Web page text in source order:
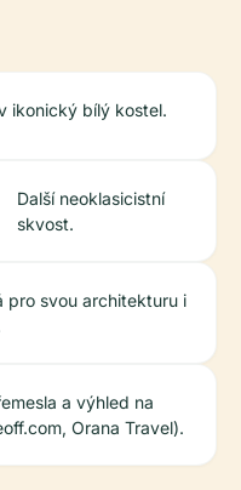
ikonický bílý kostel.
Další neoklasicistní
skvost.
pro svou architekturu i
a výhled na
Orana Travel).